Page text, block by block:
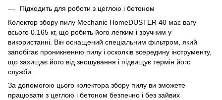
Підходить для роботи з цеглою і бетоном
Колектор збору пилу Mechanic HomeDUSTER 40 має вагу
всього 0.165 кг, що робить його легким і зручним у
використанні. Він оснащений спеціальним фільтром, який
запобігає проникненню пилу і осколків всередину інструменту,
що захищає його від зношування і підвищує термін його
служби.
За допомогою цього колектора збору пилу ви зможете
працювати з цеглою і бетоном безпечно і без зайвих